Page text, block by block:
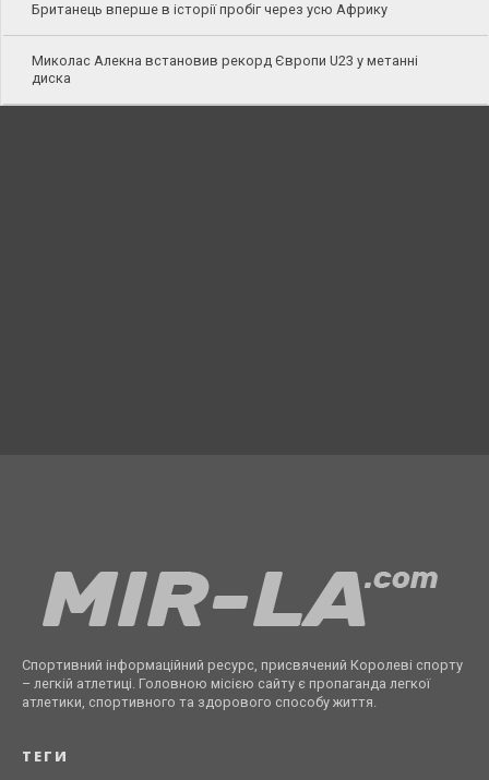
Британець вперше в історії пробіг через усю Африку
Миколас Алекна встановив рекорд Європи U23 у метанні
диска
Спортивний інформаційний ресурс, присвячений Королеві спорту
– легкій атлетиці. Головною місією сайту є пропаганда легкої
атлетики, спортивного та здорового способу життя.
ТЕГИ